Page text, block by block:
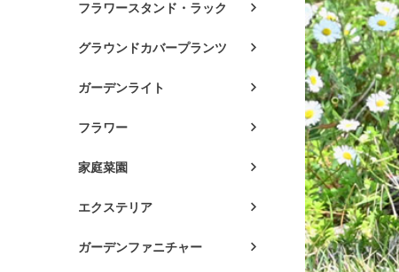
フラワースタンド・ラック
グラウンドカバープランツ
ガーデンライト
フラワー
家庭菜園
エクステリア
ガーデンファニチャー